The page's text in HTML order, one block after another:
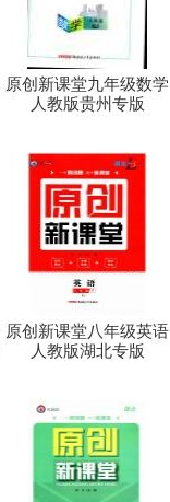
原创新课堂九年级数学
人教版贵州专版
原创新课堂八年级英语
人教版湖北专版